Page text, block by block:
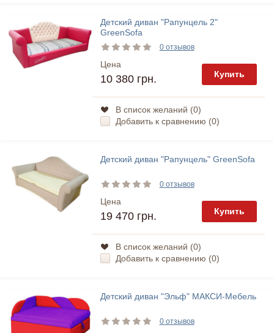
Детский диван "Рапунцель 2"
GreenSofa
0 отзывов
Цена
10 380 грн. Купить
В список желаний (0)
Добавить к сравнению (0)
Детский диван "Рапунцель" GreenSofa
0 отзывов
Цена
19 470 грн. Купить
В список желаний (0)
Добавить к сравнению (0)
Детский диван "Эльф" МАКСИ-Мебель
0 отзывов